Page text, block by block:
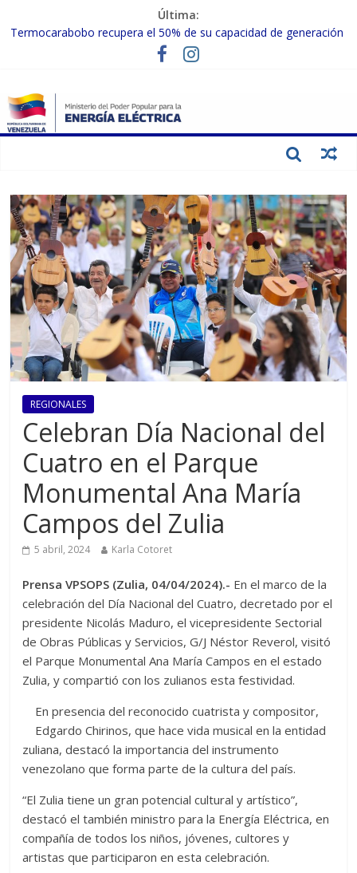
Última:
Termocarabobo recupera el 50% de su capacidad de generación
MPPEE avanza en la recuperación de infraestructuras eléctricas
Gobierno Nacional coordina acciones con el sector privado para
fortalecer el SEN ante el «Súper Niño»
Inspeccionan trabajos de rehabilitación en instalaciones del SEN
REGIONALES
Celebran Día Nacional del
Cuatro en el Parque
Monumental Ana María
Campos del Zulia
5 abril, 2024 Karla Cotoret
Prensa VPSOPS (Zulia, 04/04/2024).- En el marco de la
celebración del Día Nacional del Cuatro, decretado por el
presidente Nicolás Maduro, el vicepresidente Sectorial
de Obras Públicas y Servicios, G/J Néstor Reverol, visitó
el Parque Monumental Ana María Campos en el estado
Zulia, y compartió con los zulianos esta festividad.
En presencia del reconocido cuatrista y compositor,
Edgardo Chirinos, que hace vida musical en la entidad
zuliana, destacó la importancia del instrumento
venezolano que forma parte de la cultura del país.
“El Zulia tiene un gran potencial cultural y artístico”,
destacó el también ministro para la Energía Eléctrica, en
compañía de todos los niños, jóvenes, cultores y
artistas que participaron en esta celebración.